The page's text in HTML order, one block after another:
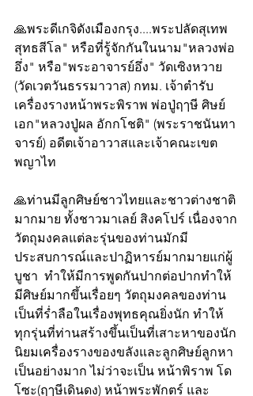
🙏พระดีเกจิดังเมืองกรุง....พระปลัดสุเทพ
สุทธสีโล" หรือที่รู้จักกันในนาม"หลวงพ่อ
อึ่ง" หรือ"พระอาจารย์อึ่ง" วัดเซิงหวาย
(วัดเวตวันธรรมาวาส) กทม. เจ้าตำรับ
เครื่องรางหน้าพระพิราพ พ่อปู่ฤๅษี ศิษย์
เอก"หลวงปู่ผล อักกโชติ" (พระราชนันทา
จารย์) อดีตเจ้าอาวาสและเจ้าคณะเขต
พญาไท
🙏ท่านมีลูกศิษย์ชาวไทยและชาวต่างชาติ
มากมาย ทั้งชาวมาเลย์ สิงคโปร์ เนื่องจาก
วัตถุมงคลแต่ละรุ่นของท่านมักมี
ประสบการณ์และปาฏิหารย์มากมายแก่ผู้
บูชา  ทำให้มีการพูดกันปากต่อปากทำให้
มีศิษย์มากขึ้นเรื่อยๆ วัตถุมงคลของท่าน
เป็นที่ร่ำลือในเรื่องพุทธคุณยิ่งนัก ทำให้
ทุกรุ่นที่ท่านสร้างขึ้นเป็นที่เสาะหาของนัก
นิยมเครื่องรางของขลังและลูกศิษย์ลูกหา
เป็นอย่างมาก ไม่ว่าจะเป็น หน้าพิราพ โด
โซะ(ฤๅษีเดินดง) หน้าพระพักตร์ และ